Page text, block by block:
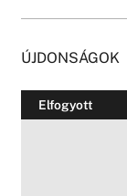
ÚJDONSÁGOK
Elfogyott